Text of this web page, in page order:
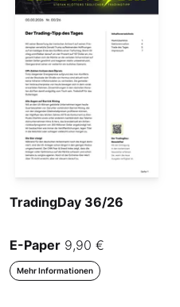
TradingDay 36/26
E-Paper 9,90 €
Mehr Informationen